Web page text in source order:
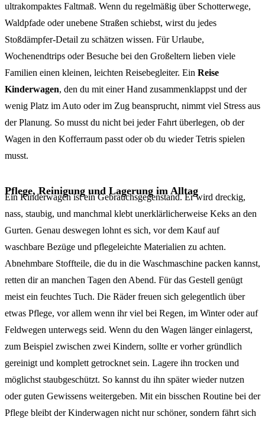
ultrakompaktes Faltmaß. Wenn du regelmäßig über Schotterwege,
Waldpfade oder unebene Straßen schiebst, wirst du jedes
Stoßdämpfer-Detail zu schätzen wissen. Für Urlaube,
Wochenendtrips oder Besuche bei den Großeltern lieben viele
Familien einen kleinen, leichten Reisebegleiter. Ein Reise
Kinderwagen, den du mit einer Hand zusammenklappst und der
wenig Platz im Auto oder im Zug beansprucht, nimmt viel Stress aus
der Planung. So musst du nicht bei jeder Fahrt überlegen, ob der
Wagen in den Kofferraum passt oder ob du wieder Tetris spielen
musst.
Pflege, Reinigung und Lagerung im Alltag
Ein Kinderwagen ist ein Gebrauchsgegenstand. Er wird dreckig,
nass, staubig, und manchmal klebt unerklärlicherweise Keks an den
Gurten. Genau deswegen lohnt es sich, vor dem Kauf auf
waschbare Bezüge und pflegeleichte Materialien zu achten.
Abnehmbare Stoffteile, die du in die Waschmaschine packen kannst,
retten dir an manchen Tagen den Abend. Für das Gestell genügt
meist ein feuchtes Tuch. Die Räder freuen sich gelegentlich über
etwas Pflege, vor allem wenn ihr viel bei Regen, im Winter oder auf
Feldwegen unterwegs seid. Wenn du den Wagen länger einlagerst,
zum Beispiel zwischen zwei Kindern, sollte er vorher gründlich
gereinigt und komplett getrocknet sein. Lagere ihn trocken und
möglichst staubgeschützt. So kannst du ihn später wieder nutzen
oder guten Gewissens weitergeben. Mit ein bisschen Routine bei der
Pflege bleibt der Kinderwagen nicht nur schöner, sondern fährt sich